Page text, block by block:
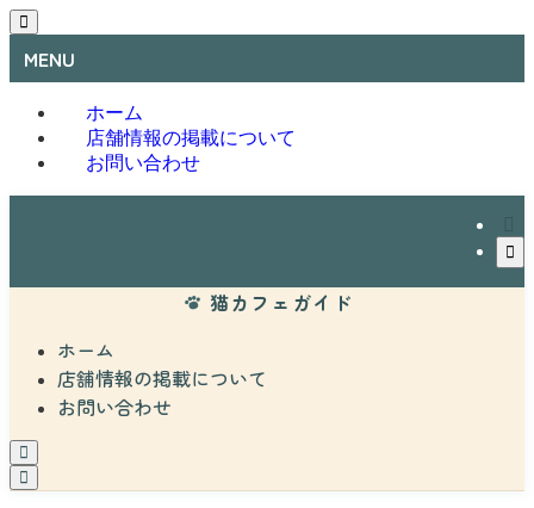
MENU
ホーム
店舗情報の掲載について
お問い合わせ
猫カフェガイド
ホーム
店舗情報の掲載について
お問い合わせ